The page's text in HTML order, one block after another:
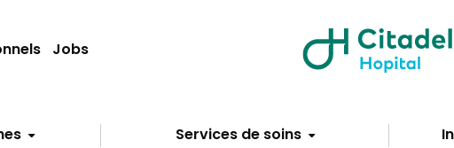
Services de soins
Jobs